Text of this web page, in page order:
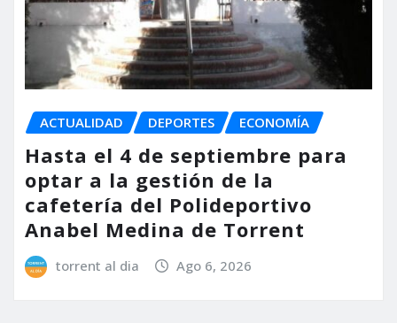
ACTUALIDAD DEPORTES ECONOMÍA
Hasta el 4 de septiembre para
optar a la gestión de la
cafetería del Polideportivo
Anabel Medina de Torrent
torrent al dia Ago 6, 2026